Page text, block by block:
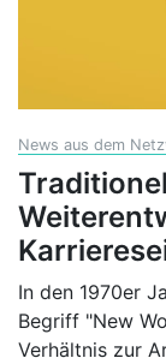
News aus dem
In den 1970er
Begriff "New
Verhältnis zur